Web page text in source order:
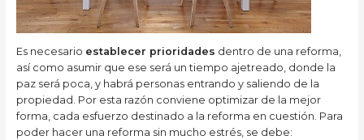
Es necesario establecer prioridades dentro de una reforma,
así como asumir que ese será un tiempo ajetreado, donde la
paz será poca, y habrá personas entrando y saliendo de la
propiedad. Por esta razón conviene optimizar de la mejor
forma, cada esfuerzo destinado a la reforma en cuestión. Para
poder hacer una reforma sin mucho estrés, se debe: